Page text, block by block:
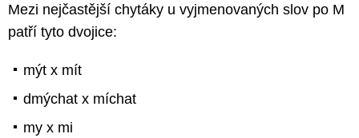
Mezi nejčastější chytáky u vyjmenovaných slov po M
patří tyto dvojice:
mýt x mít
dmýchat x míchat
my x mi